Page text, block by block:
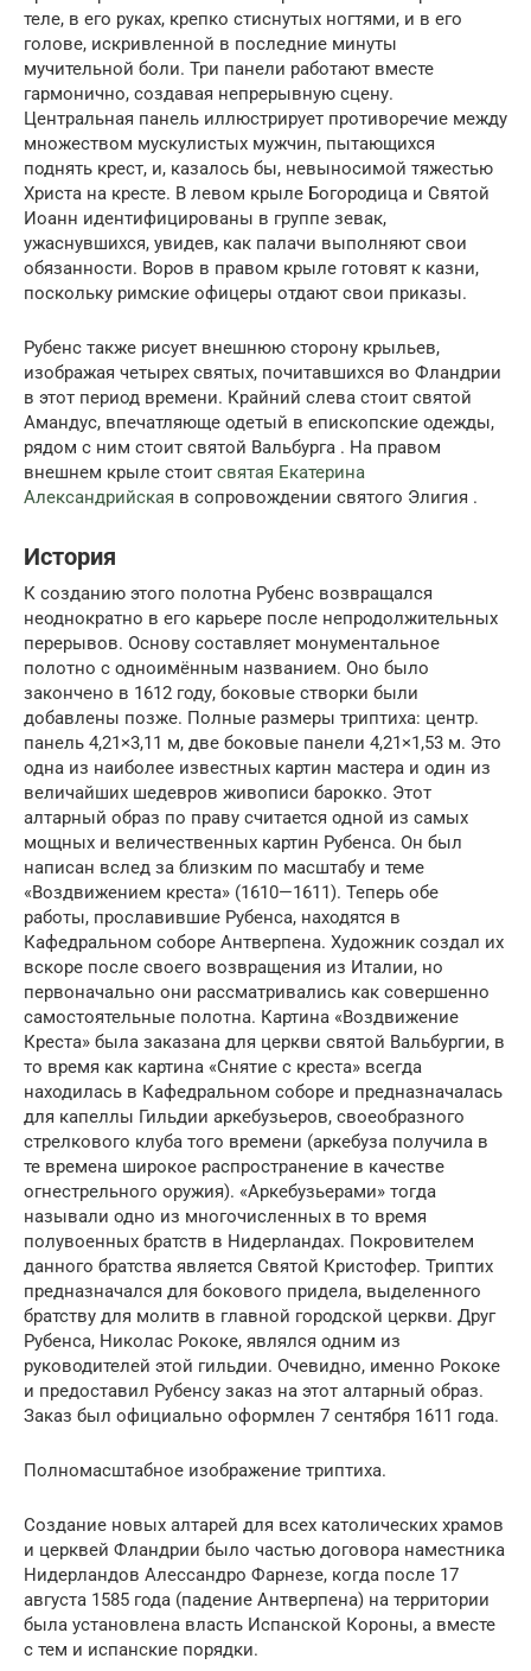
теле, в его руках, крепко стиснутых ногтями, и в его
голове, искривленной в последние минуты
мучительной боли. Три панели работают вместе
гармонично, создавая непрерывную сцену.
Центральная панель иллюстрирует противоречие между
множеством мускулистых мужчин, пытающихся
поднять крест, и, казалось бы, невыносимой тяжестью
Христа на кресте. В левом крыле Богородица и Святой
Иоанн идентифицированы в группе зевак,
ужаснувшихся, увидев, как палачи выполняют свои
обязанности. Воров в правом крыле готовят к казни,
поскольку римские офицеры отдают свои приказы.
Рубенс также рисует внешнюю сторону крыльев,
изображая четырех святых, почитавшихся во Фландрии
в этот период времени. Крайний слева стоит святой
Амандус, впечатляюще одетый в епископские одежды,
рядом с ним стоит святой Вальбурга . На правом
внешнем крыле стоит святая Екатерина
Александрийская в сопровождении святого Элигия .
История
К созданию этого полотна Рубенс возвращался
неоднократно в его карьере после непродолжительных
перерывов. Основу составляет монументальное
полотно с одноимённым названием. Оно было
закончено в 1612 году, боковые створки были
добавлены позже. Полные размеры триптиха: центр.
панель 4,21×3,11 м, две боковые панели 4,21×1,53 м. Это
одна из наиболее известных картин мастера и один из
величайших шедевров живописи барокко. Этот
алтарный образ по праву считается одной из самых
мощных и величественных картин Рубенса. Он был
написан вслед за близким по масштабу и теме
«Воздвижением креста» (1610—1611). Теперь обе
работы, прославившие Рубенса, находятся в
Кафедральном соборе Антверпена. Художник создал их
вскоре после своего возвращения из Италии, но
первоначально они рассматривались как совершенно
самостоятельные полотна. Картина «Воздвижение
Креста» была заказана для церкви святой Вальбургии, в
то время как картина «Снятие с креста» всегда
находилась в Кафедральном соборе и предназначалась
для капеллы Гильдии аркебузьеров, своеобразного
стрелкового клуба того времени (аркебуза получила в
те времена широкое распространение в качестве
огнестрельного оружия). «Аркебузьерами» тогда
называли одно из многочисленных в то время
полувоенных братств в Нидерландах. Покровителем
данного братства является Святой Кристофер. Триптих
предназначался для бокового придела, выделенного
братству для молитв в главной городской церкви. Друг
Рубенса, Николас Рококе, являлся одним из
руководителей этой гильдии. Очевидно, именно Рококе
и предоставил Рубенсу заказ на этот алтарный образ.
Заказ был официально оформлен 7 сентября 1611 года.
Полномасштабное изображение триптиха.
Создание новых алтарей для всех католических храмов
и церквей Фландрии было частью договора наместника
Нидерландов Алессандро Фарнезе, когда после 17
августа 1585 года (падение Антверпена) на территории
была установлена власть Испанской Короны, а вместе
с тем и испанские порядки.